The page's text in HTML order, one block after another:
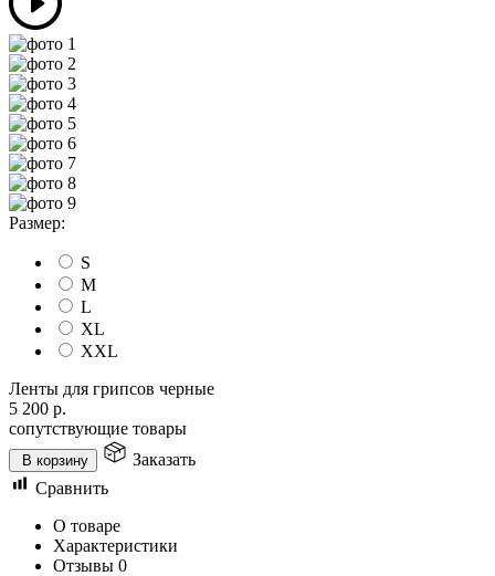
Размер:
S
M
L
XL
XXL
Ленты для грипсов черные
5 200 р.
сопутствующие товары
В корзину
Заказать
Сравнить
О товаре
Характеристики
Отзывы 0